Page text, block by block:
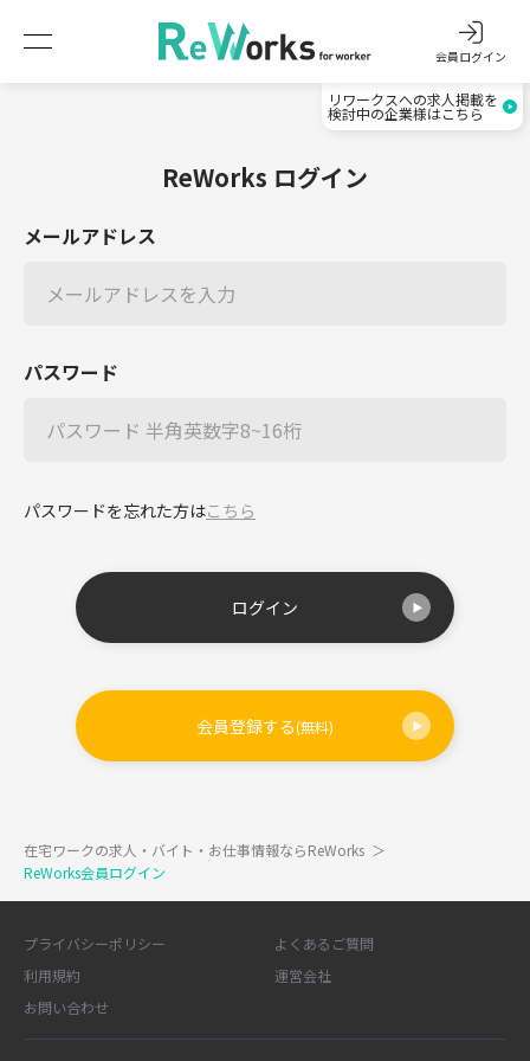
会員ログイン
リワークスへの求人掲載を
検討中の企業様はこちら
ReWorks ログイン
メールアドレス
パスワード
パスワードを忘れた方はこちら
ログイン
会員登録する(無料)
在宅ワークの求人・バイト・お仕事情報ならReWorks ＞
ReWorks会員ログイン
プライバシーポリシー
よくあるご質問
利用規約
運営会社
お問い合わせ